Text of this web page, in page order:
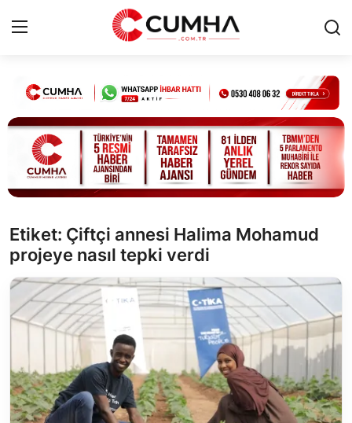
Kurumsal
Cumhurbaşkanlığı
Bakanlıklar
Siyasi Partiler
Yerel Yönetimler
Mülki İdare
Toplum ve Yaşam
Sivil Toplum Kuruluşları
Etiket: Çiftçi annesi Halima Mohamud
projeye nasıl tepki verdi